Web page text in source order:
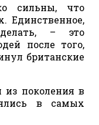
сильны, что
Единственное,
– это
после того,
британские
из поколения в
в самых